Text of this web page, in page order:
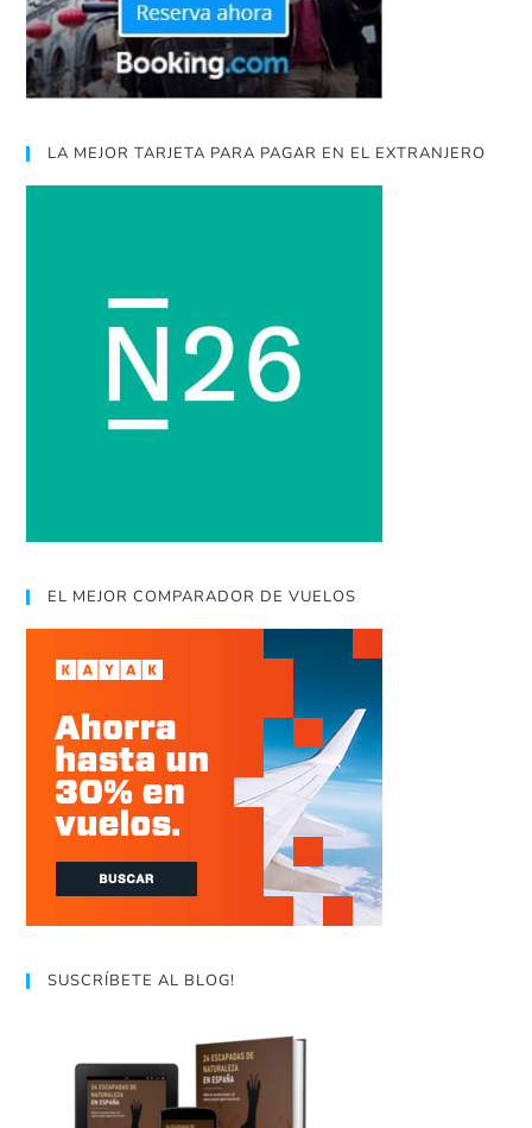
LA MEJOR TARJETA PARA PAGAR EN EL EXTRANJERO
EL MEJOR COMPARADOR DE VUELOS
SUSCRÍBETE AL BLOG!